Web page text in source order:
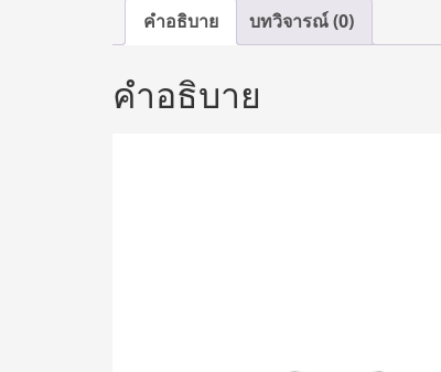
คำอธิบาย บทวิจารณ์ (0)
คำอธิบาย